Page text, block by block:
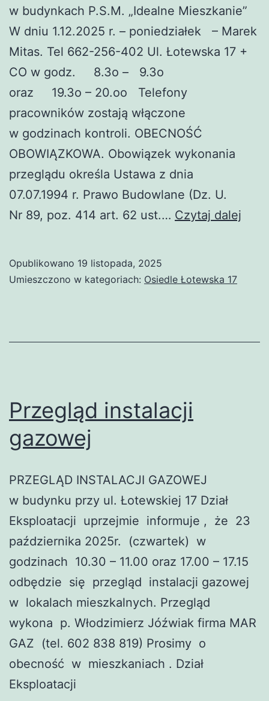
w budynkach P.S.M. „Idealne Mieszkanie”
W dniu 1.12.2025 r. – poniedziałek – Marek
Mitas. Tel 662-256-402 Ul. Łotewska 17 +
CO w godz. 8.3o – 9.3o
oraz 19.3o – 20.oo Telefony
pracowników zostają włączone
w godzinach kontroli. OBECNOŚĆ
OBOWIĄZKOWA. Obowiązek wykonania
przeglądu określa Ustawa z dnia
07.07.1994 r. Prawo Budowlane (Dz. U.
Nr 89, poz. 414 art. 62 ust.… Czytaj dalej
Opublikowano 19 listopada, 2025
Umieszczono w kategoriach: Osiedle Łotewska 17
Przegląd instalacji
gazowej
PRZEGLĄD INSTALACJI GAZOWEJ
w budynku przy ul. Łotewskiej 17 Dział
Eksploatacji uprzejmie informuje , że 23
października 2025r. (czwartek) w
godzinach 10.30 – 11.00 oraz 17.00 – 17.15
odbędzie się przegląd instalacji gazowej
w lokalach mieszkalnych. Przegląd
wykona p. Włodzimierz Jóźwiak firma MAR
GAZ (tel. 602 838 819) Prosimy o
obecność w mieszkaniach . Dział
Eksploatacji